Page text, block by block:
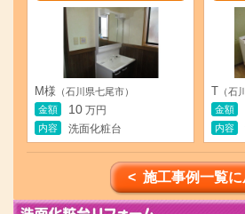
M様 （石川県七尾市）
金額
10 万円
内容
洗面化粧台
T （石
金額
内容
< 施工事例一覧に